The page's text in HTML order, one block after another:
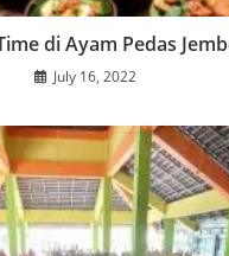
di Ayam Pedas
July 16, 2022